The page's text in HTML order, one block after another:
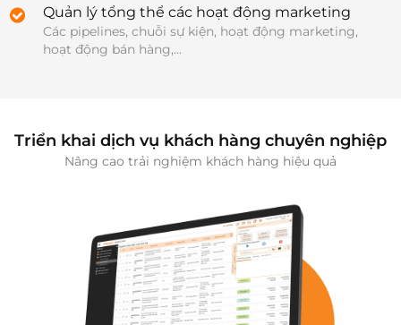
Quản lý tổng thể các hoạt động marketing
Các pipelines, chuỗi sự kiện, hoạt động marketing,
hoạt động bán hàng,...
Triển khai dịch vụ khách hàng chuyên nghiệp
Nâng cao trải nghiệm khách hàng hiệu quả